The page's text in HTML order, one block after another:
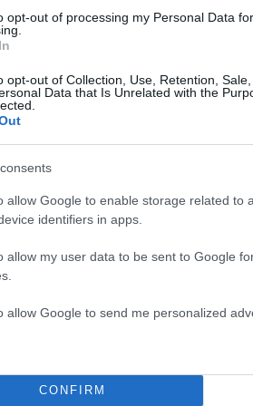
opt-out of processing my Personal Data
opt-out of Collection, Use, Retention,
Data that Is Unrelated with the
allow Google to enable storage related to
identifiers in apps.
allow my user data to be sent to Google
allow Google to send me personalized
CONFIRM
ευκίνητου ελαφιού δεν
επιδέξια από τα χέρια
που βρίσκονταν στο
Ohio troopers in fawn-tastic